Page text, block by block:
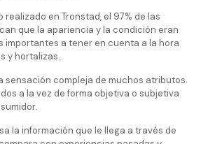
realizado en Tronstad, el 97% de las
que la apariencia y la condición eran
importantes a tener en cuenta a la hora
y hortalizas.
sensación compleja de muchos atributos.
a la vez de forma objetiva o subjetiva
la información que le llega a través de